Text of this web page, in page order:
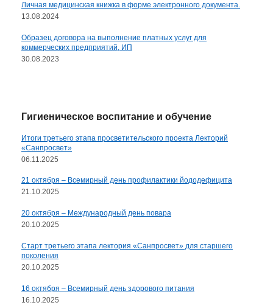
Личная медицинская книжка в форме электронного документа.
13.08.2024
Образец договора на выполнение платных услуг для
коммерческих предприятий, ИП
30.08.2023
Гигиеническое воспитание и обучение
Итоги третьего этапа просветительского проекта Лекторий
«Санпросвет»
06.11.2025
21 октября – Всемирный день профилактики йододефицита
21.10.2025
20 октября – Международный день повара
20.10.2025
Старт третьего этапа лектория «Санпросвет» для старшего
поколения
20.10.2025
16 октября – Всемирный день здорового питания
16.10.2025